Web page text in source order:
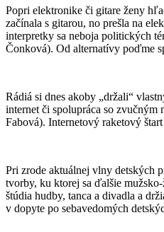
Popri elektronike či gitare ženy
začínala s gitarou, no prešla na
interpretky sa neboja politických
Čonková). Od alternatívy poďme
Rádiá si dnes akoby „držali“
internet či spolupráca so zvučným
Fabová). Internetový raketový
Pri zrode aktuálnej vlny detských
tvorby, ku ktorej sa ďalšie
štúdia hudby, tanca a divadla a
v dopyte po sebavedomých